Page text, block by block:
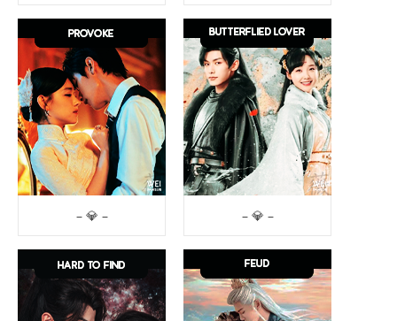
– 💎 – – 💎 –